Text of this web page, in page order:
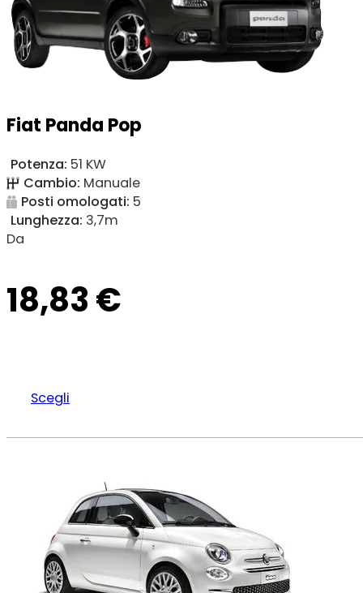
Fiat Panda Pop
Potenza: 51 KW
Cambio: Manuale
Posti omologati: 5
Lunghezza: 3,7m
Da
18,83€
Scegli